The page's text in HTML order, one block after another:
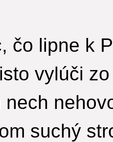
čo lipne k
vylúči
nech
suchý